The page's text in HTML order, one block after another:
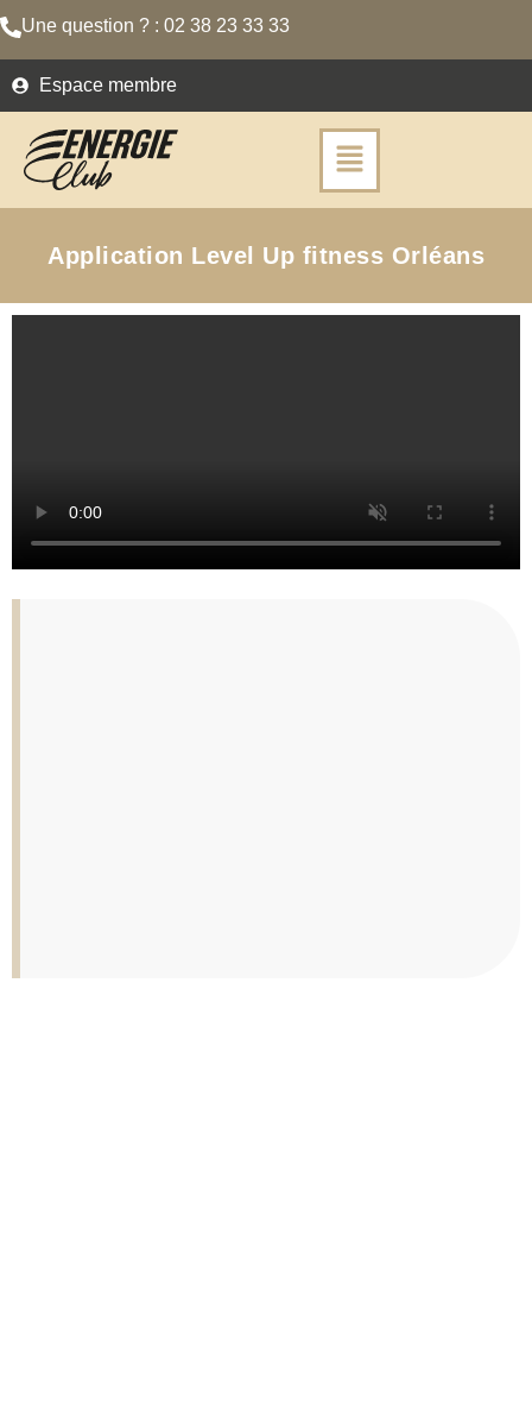
Une question ? : 02 38 23 33 33
Espace membre
Application Level Up fitness Orléans